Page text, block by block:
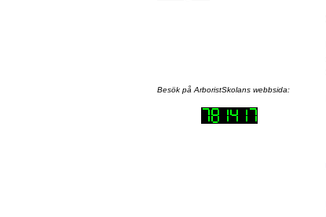
Besök på ArboristSkolans webbsida: